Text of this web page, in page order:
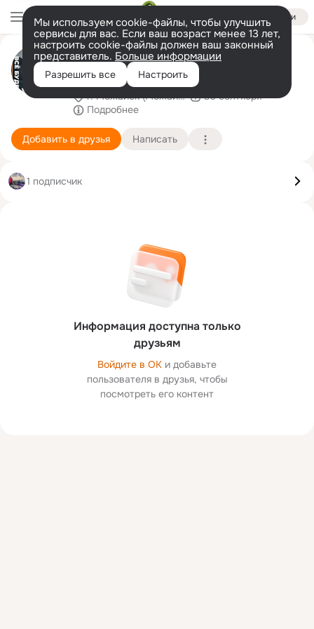
Войти
Мы используем cookie-файлы, чтобы улучшить
сервисы для вас. Если ваш возраст менее 13 лет,
настроить cookie-файлы должен ваш законный
представитель. Больше информации
Разрешить все Настроить
♕☆VIP☆♕Олег Кубеев
ICQ=310805755=
г. Можайск (Можайский район)30 сентября
Подробнее
Добавить в друзья Написать
Информация доступна только
друзьям
Войдите в ОК и добавьте
пользователя в друзья, чтобы
посмотреть его контент
1 подписчик